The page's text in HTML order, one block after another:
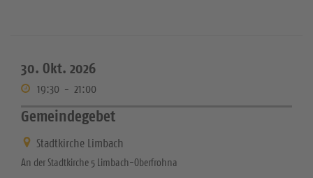
30. Okt. 2026
19:30 - 21:00
Gemeindegebet
Stadtkirche Limbach
An der Stadtkirche 5 Limbach-Oberfrohna